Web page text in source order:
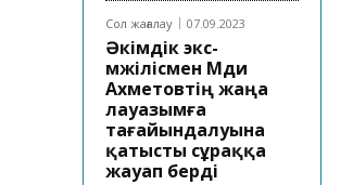
Сол жағалау 07.09.2023
Әкімдік экс-
мәжілісмен Мәди
Ахметовтің жаңа
лауазымға
тағайындалуына
қатысты сұраққа
жауап берді